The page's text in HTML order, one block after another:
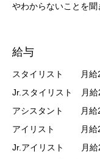
やわからないことを聞
給与
スタイリスト 月給
Jr.スタイリスト 月給
アシスタント 月給
アイリスト 月給
Jr.アイリスト 月給